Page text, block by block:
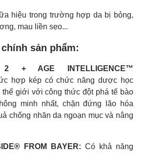
hiệu trong trường hợp da bị bỏng,
mau liền sẹo...
sản phẩm:
2 + AGE INTELLIGENCE™
hợp kép có chức năng dược học
thế giới với công thức đột phá tế bào
minh nhất, chặn đứng lão hóa
chống nhăn da ngoạn mục và nâng
FROM BAYER: Có khả năng